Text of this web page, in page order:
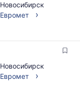
Новосибирск
Евромет
›
Новосибирск
Евромет
›